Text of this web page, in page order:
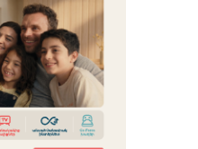
как начало
Гагика
истории:
одного месяца назад